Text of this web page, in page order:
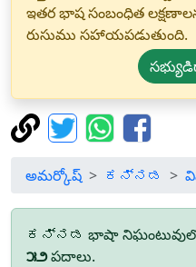
ఇతర భాష సంబంధిత
రుసుము సహాయపడుతుంది.
అమర్కోష్ ಕನ್ನಡ
ಕನ್ನಡ భాషా
౫౨పదాలు.